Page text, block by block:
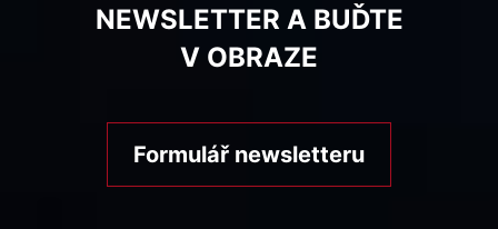
NEWSLETTER A BUĎTE
V OBRAZE
Formulář newsletteru